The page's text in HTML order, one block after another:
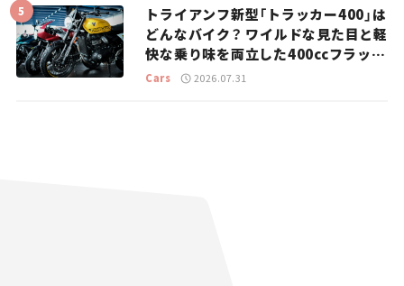
トライアンフ新型「トラッカー400」は
どんなバイク？ ワイルドな見た目と軽
快な乗り味を両立した400ccフラット
トラッカー【試乗レビュー】
Cars 2026.07.31